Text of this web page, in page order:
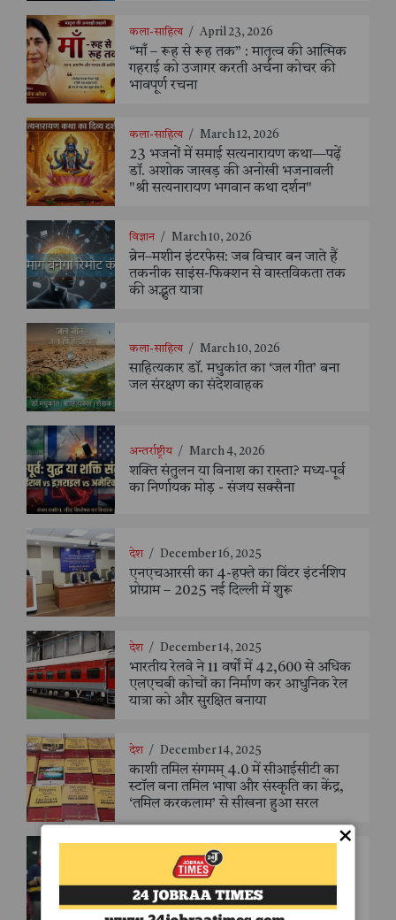
कला-साहित्य / April 23, 2026
“माँ – रूह से रूह तक” : मातृत्व की आत्मिक
गहराई को उजागर करती अर्चना कोचर की
भावपूर्ण रचना
कला-साहित्य / March 12, 2026
23 भजनों में समाई सत्यनारायण कथा—पढ़ें
डॉ. अशोक जाखड़ की अनोखी भजनावली
"श्री सत्यनारायण भगवान कथा दर्शन"
विज्ञान / March 10, 2026
ब्रेन–मशीन इंटरफेस: जब विचार बन जाते हैं
तकनीक साइंस-फिक्शन से वास्तविकता तक
की अद्भुत यात्रा
कला-साहित्य / March 10, 2026
साहित्यकार डॉ. मधुकांत का ‘जल गीत’ बना
जल संरक्षण का संदेशवाहक
अन्तर्राष्ट्रीय / March 4, 2026
शक्ति संतुलन या विनाश का रास्ता? मध्य-पूर्व
का निर्णायक मोड़ - संजय सक्सैना
देश / December 16, 2025
एनएचआरसी का 4-हफ्ते का विंटर इंटर्नशिप
प्रोग्राम – 2025 नई दिल्ली में शुरू
देश / December 14, 2025
भारतीय रेलवे ने 11 वर्षों में 42,600 से अधिक
एलएचबी कोचों का निर्माण कर आधुनिक रेल
यात्रा को और सुरक्षित बनाया
देश / December 14, 2025
काशी तमिल संगमम् 4.0 में सीआईसीटी का
स्टॉल बना तमिल भाषा और संस्कृति का केंद्र,
‘तमिल करकलाम’ से सीखना हुआ सरल
December 14, 2025
काशी तमिल संगमम् 4.0 में सातवां दल पहुँचा,
डमरू वादन और पुष्पवर्षा के साथ भव्य स्वागत
×